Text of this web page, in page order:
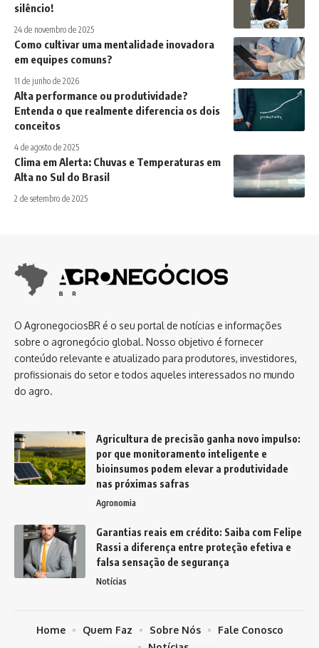
silêncio!
24 de novembro de 2025
Como cultivar uma mentalidade inovadora
em equipes comuns?
11 de junho de 2026
Alta performance ou produtividade?
Entenda o que realmente diferencia os dois
conceitos
4 de agosto de 2025
Clima em Alerta: Chuvas e Temperaturas em
Alta no Sul do Brasil
2 de setembro de 2025
O AgronegociosBR é o seu portal de notícias e informações
sobre o agronegócio global. Nosso objetivo é fornecer
conteúdo relevante e atualizado para produtores, investidores,
profissionais do setor e todos aqueles interessados no mundo
do agro.
Agricultura de precisão ganha novo impulso:
por que monitoramento inteligente e
bioinsumos podem elevar a produtividade
nas próximas safras
Agronomia
Garantias reais em crédito: Saiba com Felipe
Rassi a diferença entre proteção efetiva e
falsa sensação de segurança
Notícias
Home Quem Faz Sobre Nós
Fale Conosco